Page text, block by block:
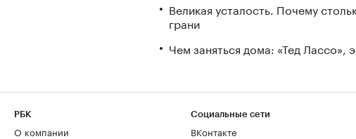
Великая усталость. Почему
грани
Чем заняться дома: «Тед
РБК
О компании
Социальные сети
ВКонтакте